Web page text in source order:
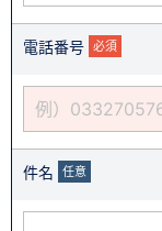
電話番号 必須
件名 任意